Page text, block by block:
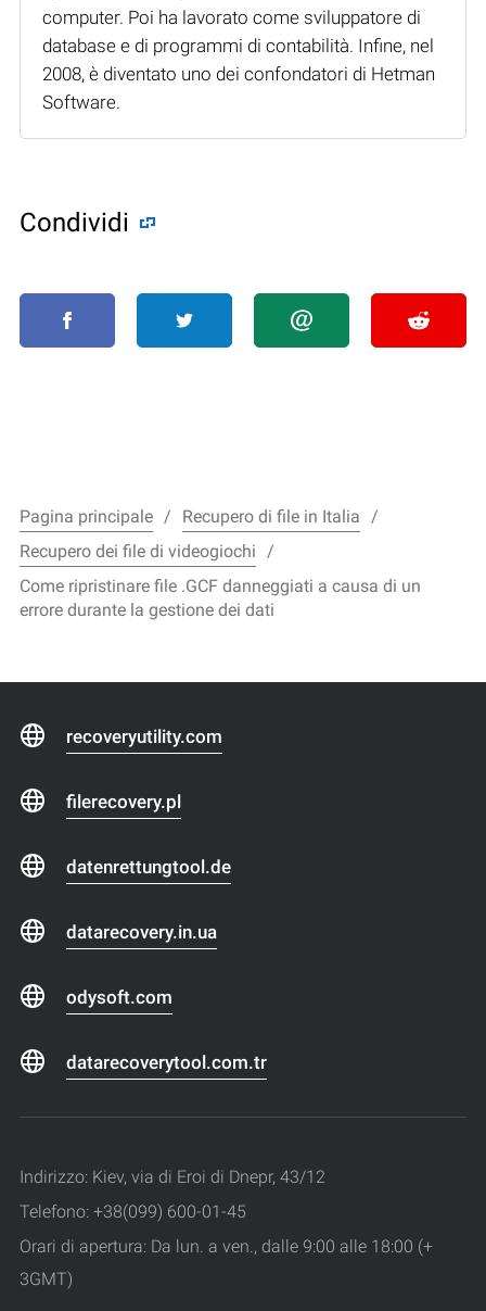
computer. Poi ha lavorato come sviluppatore di
database e di programmi di contabilità. Infine, nel
2008, è diventato uno dei confondatori di Hetman
Software.
Condividi
Pagina principale
Recupero di file in Italia
Recupero dei file di videogiochi
Come ripristinare file .GCF danneggiati a causa di un
errore durante la gestione dei dati
recoveryutility.com
filerecovery.pl
datenrettungtool.de
datarecovery.in.ua
odysoft.com
datarecoverytool.com.tr
Indirizzo: Kiev, via di Eroi di Dnepr, 43/12
Telefono: +38(099) 600-01-45
Orari di apertura: Da lun. a ven., dalle 9:00 alle 18:00 (+
3GMT)